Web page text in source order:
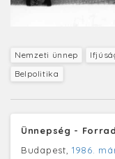
Nemzeti ünnep
Belpolitika
Ünnepség -
Budapest, 1986.